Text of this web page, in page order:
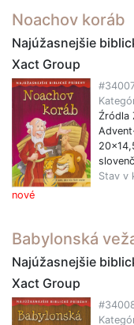
Noachov koráb
Najúžasnejšie
Xact Group
nové
Źródla
Stav v
Babylonská
Najúžasnejšie
Xact Group